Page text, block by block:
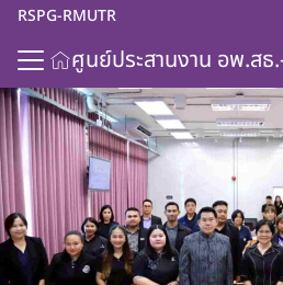
RSPG-RMUTR
ศูนย์ประสานงาน อพ.ส
โครงการ
ลดเอกสาร/คู่มือ
ชาสัมพันธ์
า